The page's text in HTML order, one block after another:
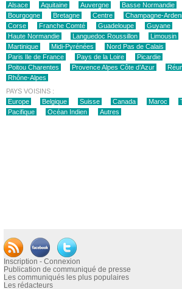
Alsace
Aquitaine Auvergne
Basse Normandie
Bourgogne
Bretagne Centre
Champagne-
Corse
Franche Comté Guadeloupe
Guyane
Haute Normandie
Languedoc Roussillon Limousin
Martinique
Midi-Pyrénées
Nord Pas de Calais
Paris Ile de France
Pays de la Loire
Picardie
Poitou Charentes
Provence Alpes Côte d’Azur
Rhône-Alpes
PAYS VOISINS :
Europe
Belgique Suisse Canada Maroc
Pacifique
Océan Indien Autres
Inscription - Connexion
Publication de communiqué de presse
Les communiqués les plus populaires
Les rédacteurs